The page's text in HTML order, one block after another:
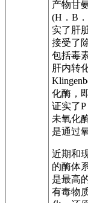
产物甘
(H．B
实了肝
接受了
包括毒
肝内转
化酶，
证实了
未氧化
是通过
近期和
的酶体
是最高
有毒物